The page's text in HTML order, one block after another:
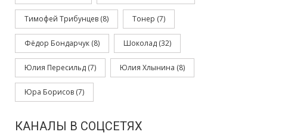
Тимофей Трибунцев (8) Тонер (7)
Фёдор Бондарчук (8) Шоколад (32)
Юлия Пересильд (7) Юлия Хлынина (8)
Юра Борисов (7)
КАНАЛЫ В СОЦСЕТЯХ